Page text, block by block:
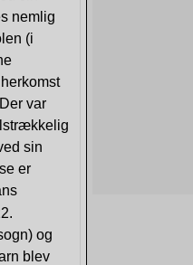
nemlig
(i
var
sin
er
og
blev